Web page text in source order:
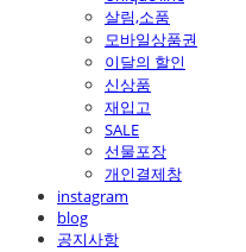
살림,소품
모바일상품권
이달의 할인
신상품
재입고
SALE
선물포장
개인결제창
instagram
blog
공지사항